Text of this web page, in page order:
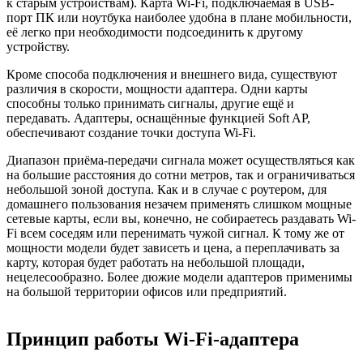
к старым устройствам). Карта Wi-Fi, подключаемая в USB-
порт ПК или ноутбука наиболее удобна в плане мобильности,
её легко при необходимости подсоединить к другому
устройству.
Кроме способа подключения и внешнего вида, существуют
различия в скорости, мощности адаптера. Одни карты
способны только принимать сигналы, другие ещё и
передавать. Адаптеры, оснащённые функцией Soft AP,
обеспечивают создание точки доступа Wi-Fi.
Диапазон приёма-передачи сигнала может осуществляться как
на большие расстояния до сотни метров, так и ограничиваться
небольшой зоной доступа. Как и в случае с роутером, для
домашнего пользования незачем применять слишком мощные
сетевые карты, если вы, конечно, не собираетесь раздавать Wi-
Fi всем соседям или перенимать чужой сигнал. К тому же от
мощности модели будет зависеть и цена, а переплачивать за
карту, которая будет работать на небольшой площади,
нецелесообразно. Более дюжие модели адаптеров применимы
на большой территории офисов или предприятий.
Принцип работы Wi-Fi-адаптера